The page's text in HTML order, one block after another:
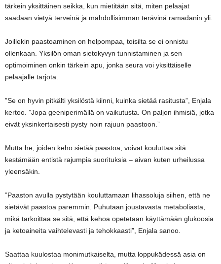
tärkein yksittäinen seikka, kun mietitään sitä, miten pelaajat
saadaan vietyä terveinä ja mahdollisimman terävinä ramadanin yli.
Joillekin paastoaminen on helpompaa, toisilta se ei onnistu
ollenkaan. Yksilön oman sietokyvyn tunnistaminen ja sen
optimoiminen onkin tärkein apu, jonka seura voi yksittäiselle
pelaajalle tarjota.
”Se on hyvin pitkälti yksilöstä kiinni, kuinka sietää rasitusta”, Enjala
kertoo. ”Jopa geeniperimällä on vaikutusta. On paljon ihmisiä, jotka
eivät yksinkertaisesti pysty noin rajuun paastoon.”
Mutta he, joiden keho sietää paastoa, voivat kouluttaa sitä
kestämään entistä rajumpia suorituksia – aivan kuten urheilussa
yleensäkin.
”Paaston avulla pystytään kouluttamaan lihassoluja siihen, että ne
sietävät paastoa paremmin. Puhutaan joustavasta metaboliasta,
mikä tarkoittaa se sitä, että kehoa opetetaan käyttämään glukoosia
ja ketoaineita vaihtelevasti ja tehokkaasti”, Enjala sanoo.
Saattaa kuulostaa monimutkaiselta, mutta loppukädessä asia on